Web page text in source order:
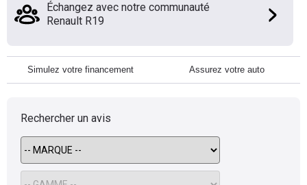
Échangez avec notre communauté
Renault R19
Simulez votre financement Assurez votre auto
Rechercher un avis